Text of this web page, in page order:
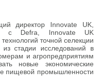
директор Innovate UK,
с Defra, Innovate UK
точной селекции
из стадии исследований в
и агропредприятиям
новые экономические
пищевой промышленности